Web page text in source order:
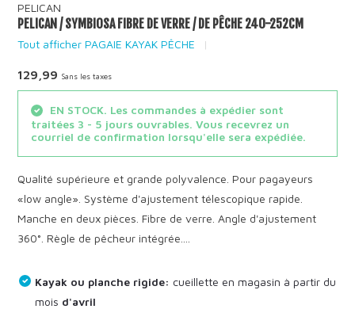
PELICAN
PELICAN / SYMBIOSA FIBRE DE VERRE / DE PÊCHE 240-252CM
Tout afficher PAGAIE KAYAK PÊCHE
129,99 Sans les taxes
EN STOCK. Les commandes à expédier sont
traitées 3 - 5 jours ouvrables. Vous recevrez un
courriel de confirmation lorsqu'elle sera expédiée.
Qualité supérieure et grande polyvalence. Pour pagayeurs
«low angle». Système d'ajustement télescopique rapide.
Manche en deux pièces. Fibre de verre. Angle d'ajustement
360°. Règle de pêcheur intégrée....
Kayak ou planche rigide: cueillette en magasin à partir du
mois d'avril